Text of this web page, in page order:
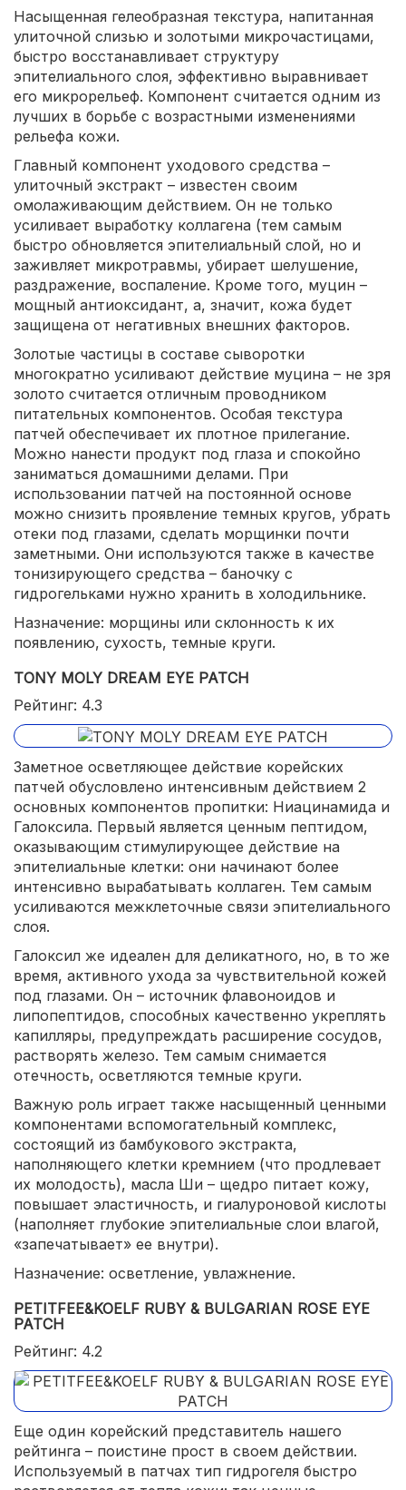
Насыщенная гелеобразная текстура, напитанная
улиточной слизью и золотыми микрочастицами,
быстро восстанавливает структуру
эпителиального слоя, эффективно выравнивает
его микрорельеф. Компонент считается одним из
лучших в борьбе с возрастными изменениями
рельефа кожи.
Главный компонент уходового средства –
улиточный экстракт – известен своим
омолаживающим действием. Он не только
усиливает выработку коллагена (тем самым
быстро обновляется эпителиальный слой, но и
заживляет микротравмы, убирает шелушение,
раздражение, воспаление. Кроме того, муцин –
мощный антиоксидант, а, значит, кожа будет
защищена от негативных внешних факторов.
Золотые частицы в составе сыворотки
многократно усиливают действие муцина – не зря
золото считается отличным проводником
питательных компонентов. Особая текстура
патчей обеспечивает их плотное прилегание.
Можно нанести продукт под глаза и спокойно
заниматься домашними делами. При
использовании патчей на постоянной основе
можно снизить проявление темных кругов, убрать
отеки под глазами, сделать морщинки почти
заметными. Они используются также в качестве
тонизирующего средства – баночку с
гидрогельками нужно хранить в холодильнике.
Назначение: морщины или склонность к их
появлению, сухость, темные круги.
TONY MOLY DREAM EYE PATCH
Рейтинг: 4.3
Заметное осветляющее действие корейских
патчей обусловлено интенсивным действием 2
основных компонентов пропитки: Ниацинамида и
Галоксила. Первый является ценным пептидом,
оказывающим стимулирующее действие на
эпителиальные клетки: они начинают более
интенсивно вырабатывать коллаген. Тем самым
усиливаются межклеточные связи эпителиального
слоя.
Галоксил же идеален для деликатного, но, в то же
время, активного ухода за чувствительной кожей
под глазами. Он – источник флавоноидов и
липопептидов, способных качественно укреплять
капилляры, предупреждать расширение сосудов,
растворять железо. Тем самым снимается
отечность, осветляются темные круги.
Важную роль играет также насыщенный ценными
компонентами вспомогательный комплекс,
состоящий из бамбукового экстракта,
наполняющего клетки кремнием (что продлевает
их молодость), масла Ши – щедро питает кожу,
повышает эластичность, и гиалуроновой кислоты
(наполняет глубокие эпителиальные слои влагой,
«запечатывает» ее внутри).
Назначение: осветление, увлажнение.
PETITFEE&KOELF RUBY & BULGARIAN ROSE EYE
PATCH
Рейтинг: 4.2
Еще один корейский представитель нашего
рейтинга – поистине прост в своем действии.
Используемый в патчах тип гидрогеля быстро